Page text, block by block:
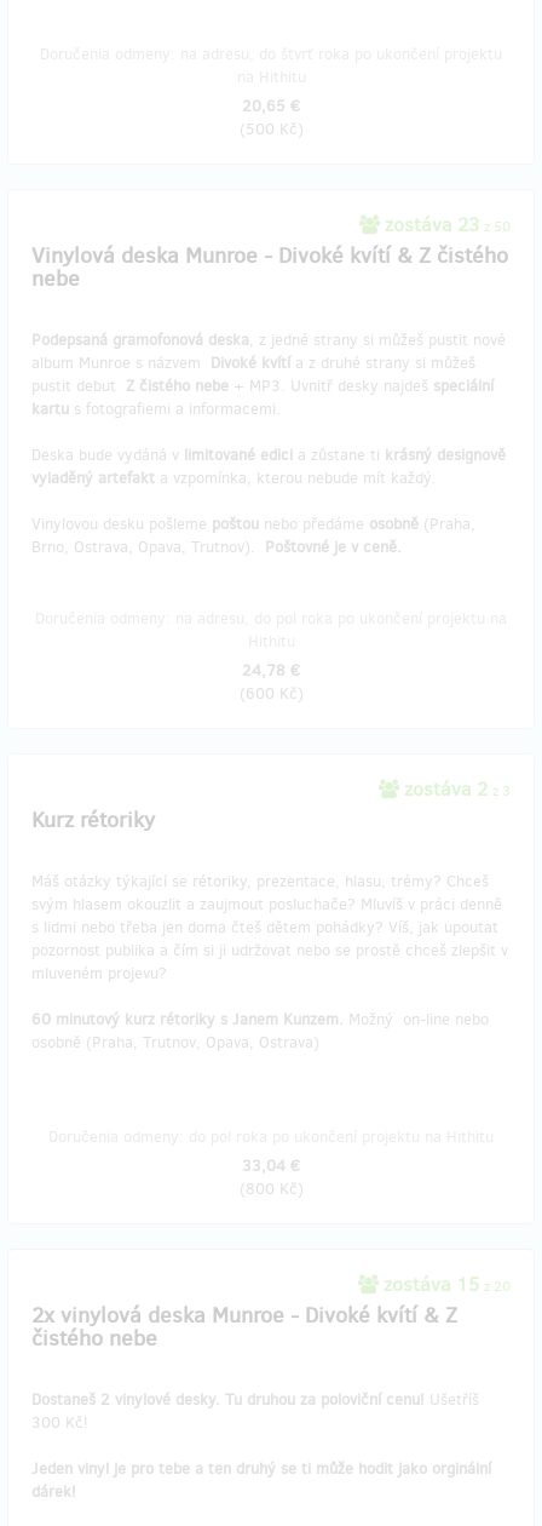
20,65 €
(500 Kč)
zostáva 23 z 50
Vinylová deska Munroe - Divoké kvítí & Z čistého
nebe
Podepsaná gramofonová deska, z jedné strany si můžeš pustit nové
album Munroe s názvem Divoké kvítí a z druhé strany si můžeš
pustit debut Z čistého nebe + MP3. Uvnitř desky najdeš speciální
kartu s fotografiemi a informacemi.
Deska bude vydáná v limitované edici a zůstane ti krásný designově
vyladěný artefakt a vzpomínka, kterou nebude mít každý.
Vinylovou desku pošleme poštou nebo předáme osobně (Praha,
Brno, Ostrava, Opava, Trutnov). Poštovné je v ceně.
24,78 €
(600 Kč)
zostáva 2 z 3
Kurz rétoriky
Máš otázky týkající se rétoriky, prezentace, hlasu, trémy? Chceš
svým hlasem okouzlit a zaujmout posluchače? Mluvíš v práci denně
s lidmi nebo třeba jen doma čteš dětem pohádky? Víš, jak upoutat
pozornost publika a čím si ji udržovat nebo se prostě chceš zlepšit v
mluveném projevu?
60 minutový kurz rétoriky s Janem Kunzem. Možný on-line nebo
osobně (Praha, Trutnov, Opava, Ostrava)
33,04 €
(800 Kč)
zostáva 15 z 20
2x vinylová deska Munroe - Divoké kvítí & Z
čistého nebe
Dostaneš 2 vinylové desky. Tu druhou za poloviční cenu! Ušetříš
300 Kč!
Jeden vinyl je pro tebe a ten druhý se ti může hodit jako orginální
dárek!